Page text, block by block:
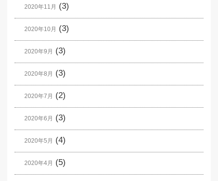
2020年11月 (3)
2020年10月 (3)
2020年9月 (3)
2020年8月 (3)
2020年7月 (2)
2020年6月 (3)
2020年5月 (4)
2020年4月 (5)